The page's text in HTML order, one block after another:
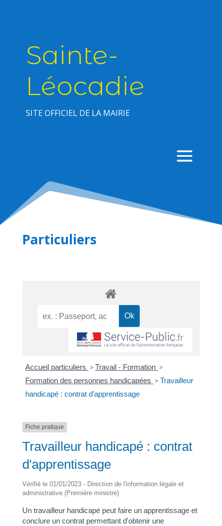
Sainte-
Léocadie
SITE OFFICIEL DE LA MAIRIE
Particuliers
Accueil particuliers > Travail - Formation >
Formation des personnes handicapées > Travailleur
handicapé : contrat d'apprentissage
Fiche pratique
Travailleur handicapé : contrat
d'apprentissage
Vérifié le 01/01/2023 - Direction de l'information légale et
administrative (Première ministre)
Un travailleur handicapé peut faire un apprentissage et
conclure un contrat permettant d'obtenir une